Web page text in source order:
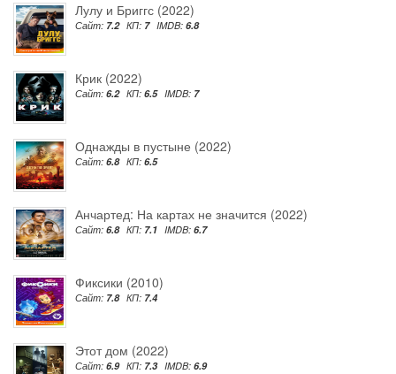
Лулу и Бриггс (2022)
Сайт: 7.2 КП: 7 IMDB: 6.8
Крик (2022)
Сайт: 6.2 КП: 6.5 IMDB: 7
Однажды в пустыне (2022)
Сайт: 6.8 КП: 6.5
Анчартед: На картах не значится (2022)
Сайт: 6.8 КП: 7.1 IMDB: 6.7
Фиксики (2010)
Сайт: 7.8 КП: 7.4
Этот дом (2022)
Сайт: 6.9 КП: 7.3 IMDB: 6.9